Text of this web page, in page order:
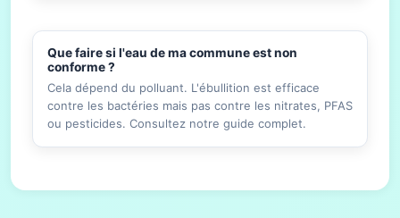
Que faire si l'eau de ma commune est non
conforme ?
Cela dépend du polluant. L'ébullition est efficace
contre les bactéries mais pas contre les nitrates, PFAS
ou pesticides. Consultez notre guide complet.